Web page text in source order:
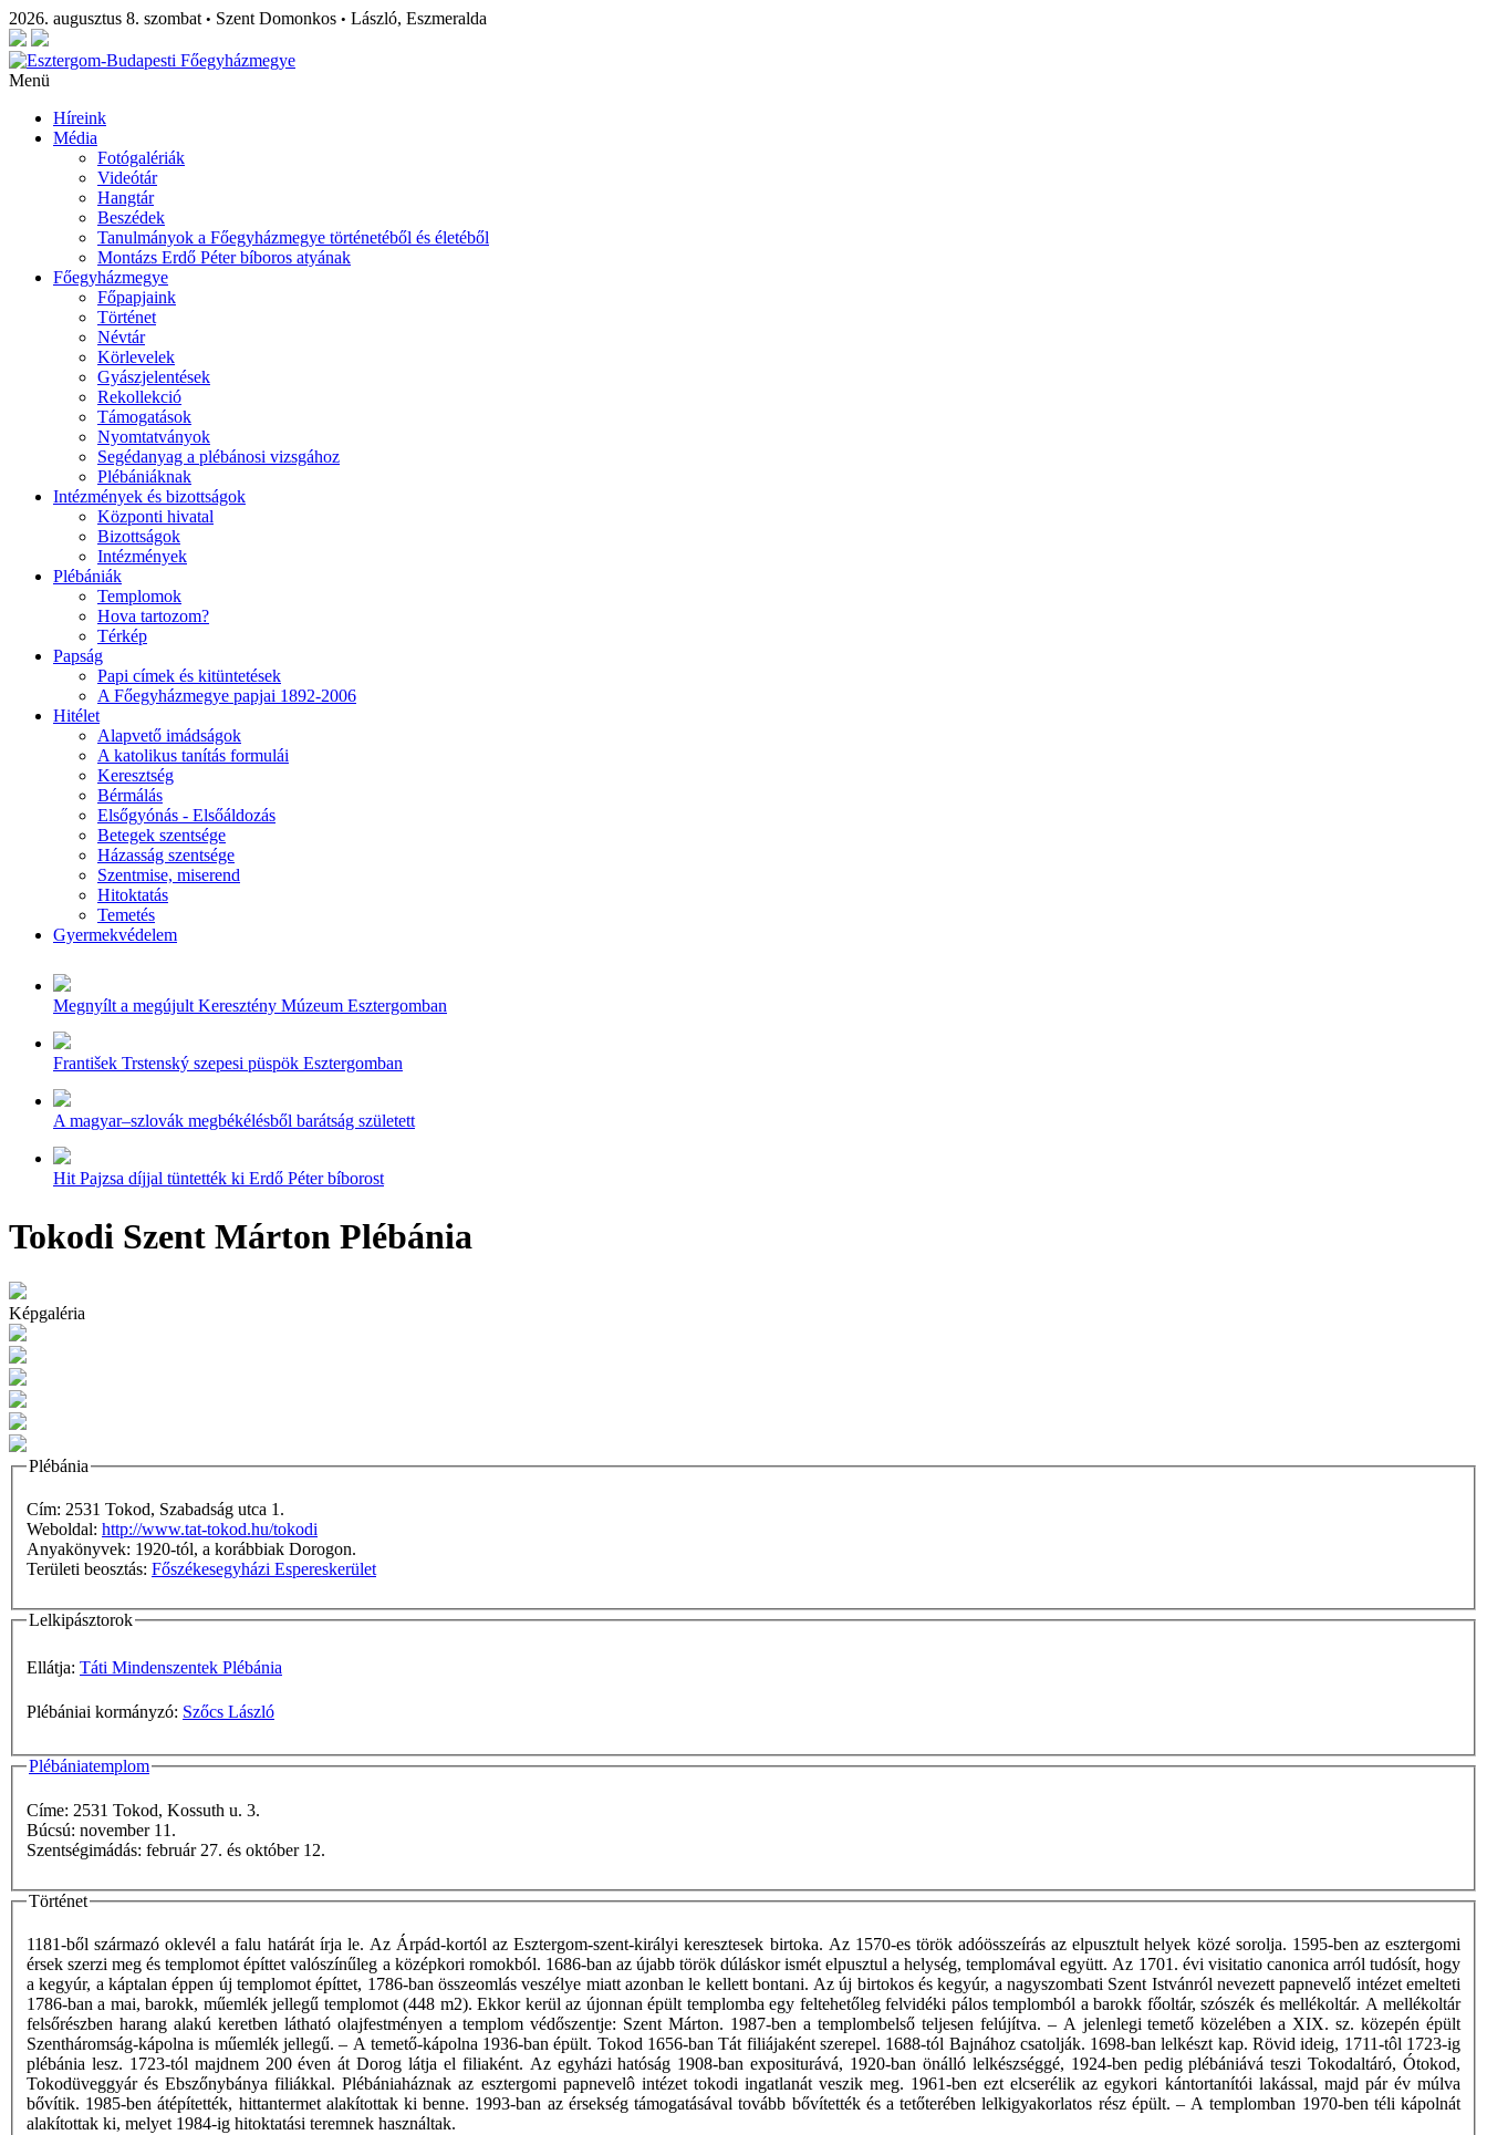
2026. augusztus 8. szombat • Szent Domonkos • László, Eszmeralda
Menü
Híreink
Média
Fotógalériák
Videótár
Hangtár
Beszédek
Tanulmányok a Főegyházmegye történetéből és életéből
Montázs Erdő Péter bíboros atyának
Főegyházmegye
Főpapjaink
Történet
Névtár
Körlevelek
Gyászjelentések
Rekollekció
Támogatások
Nyomtatványok
Segédanyag a plébánosi vizsgához
Plébániáknak
Intézmények és bizottságok
Központi hivatal
Bizottságok
Intézmények
Plébániák
Templomok
Hova tartozom?
Térkép
Papság
Papi címek és kitüntetések
A Főegyházmegye papjai 1892-2006
Hitélet
Alapvető imádságok
A katolikus tanítás formulái
Keresztség
Bérmálás
Elsőgyónás - Elsőáldozás
Betegek szentsége
Házasság szentsége
Szentmise, miserend
Hitoktatás
Temetés
Gyermekvédelem
Megnyílt a megújult Keresztény Múzeum Esztergomban
František Trstenský szepesi püspök Esztergomban
A magyar–szlovák megbékélésből barátság született
Hit Pajzsa díjjal tüntették ki Erdő Péter bíborost
Tokodi Szent Márton Plébánia
Képgaléria
Plébánia
Cím: 2531 Tokod, Szabadság utca 1.
Weboldal: http://www.tat-tokod.hu/tokodi
Anyakönyvek: 1920-tól, a korábbiak Dorogon.
Területi beosztás: Főszékesegyházi Espereskerület
Lelkipásztorok
Ellátja: Táti Mindenszentek Plébánia
Plébániai kormányzó: Szőcs László
Plébániatemplom
Címe: 2531 Tokod, Kossuth u. 3.
Búcsú: november 11.
Szentségimádás: február 27. és október 12.
Történet
1181-ből származó oklevél a falu határát írja le. Az Árpád-kortól az Esztergom-szent-királyi keresztesek birtoka. Az 1570-es török adóösszeírás az elpusztult helyek közé sorolja. 1595-ben az esztergomi
érsek szerzi meg és templomot építtet valószínűleg a középkori romokból. 1686-ban az újabb török dúláskor ismét elpusztul a helység, templomával együtt. Az 1701. évi visitatio canonica arról tudósít, hogy
a kegyúr, a káptalan éppen új templomot építtet, 1786-ban összeomlás veszélye miatt azonban le kellett bontani. Az új birtokos és kegyúr, a nagyszombati Szent Istvánról nevezett papnevelő intézet emelteti
1786-ban a mai, barokk, műemlék jellegű templomot (448 m2). Ekkor kerül az újonnan épült templomba egy feltehetőleg felvidéki pálos templomból a barokk főoltár, szószék és mellékoltár. A mellékoltár
felsőrészben harang alakú keretben látható olajfestményen a templom védőszentje: Szent Márton. 1987-ben a templombelső teljesen felújítva. – A jelenlegi temető közelében a XIX. sz. közepén épült
Szentháromság-kápolna is műemlék jellegű. – A temető-kápolna 1936-ban épült. Tokod 1656-ban Tát filiájaként szerepel. 1688-tól Bajnához csatolják. 1698-ban lelkészt kap. Rövid ideig, 1711-tôl 1723-ig
plébánia lesz. 1723-tól majdnem 200 éven át Dorog látja el filiaként. Az egyházi hatóság 1908-ban expositurává, 1920-ban önálló lelkészséggé, 1924-ben pedig plébániává teszi Tokodaltáró, Ótokod,
Tokodüveggyár és Ebszőnybánya filiákkal. Plébániaháznak az esztergomi papnevelô intézet tokodi ingatlanát veszik meg. 1961-ben ezt elcserélik az egykori kántortanítói lakással, majd pár év múlva
bővítik. 1985-ben átépítették, hittantermet alakítottak ki benne. 1993-ban az érsekség támogatásával tovább bővítették és a tetőterében lelkigyakorlatos rész épült. – A templomban 1970-ben téli kápolnát
alakítottak ki, melyet 1984-ig hitoktatási teremnek használtak.